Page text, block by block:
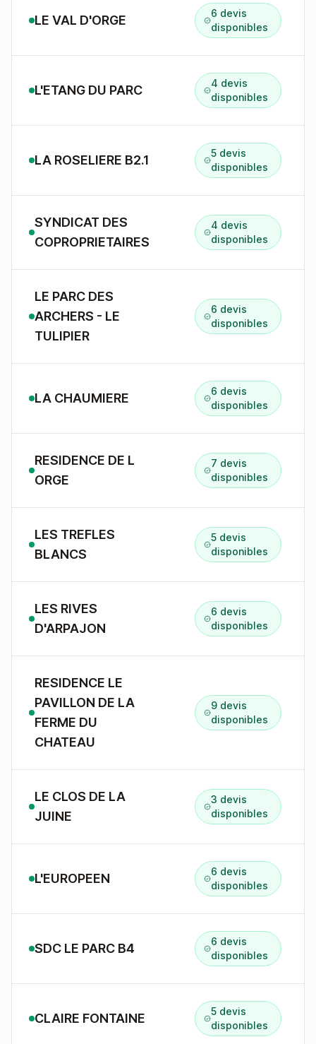
LE VAL D'ORGE
6 devis
disponibles
L'ETANG DU PARC
4 devis
disponibles
LA ROSELIERE B2.1
5 devis
disponibles
SYNDICAT DES
COPROPRIETAIRES
4 devis
disponibles
LE PARC DES
ARCHERS - LE
TULIPIER
6 devis
disponibles
LA CHAUMIERE
6 devis
disponibles
RESIDENCE DE L
ORGE
7 devis
disponibles
LES TREFLES
BLANCS
5 devis
disponibles
LES RIVES
D'ARPAJON
6 devis
disponibles
RESIDENCE LE
PAVILLON DE LA
FERME DU
CHATEAU
9 devis
disponibles
LE CLOS DE LA
JUINE
3 devis
disponibles
L'EUROPEEN
6 devis
disponibles
SDC LE PARC B4
6 devis
disponibles
CLAIRE FONTAINE
5 devis
disponibles